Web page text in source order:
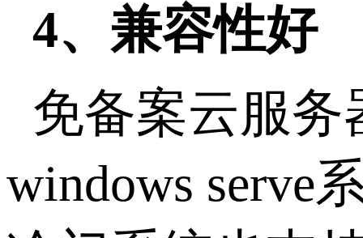
4、兼容性好
免备案云服
windows serve